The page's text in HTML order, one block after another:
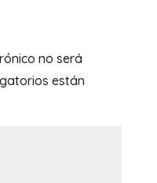
no será
están